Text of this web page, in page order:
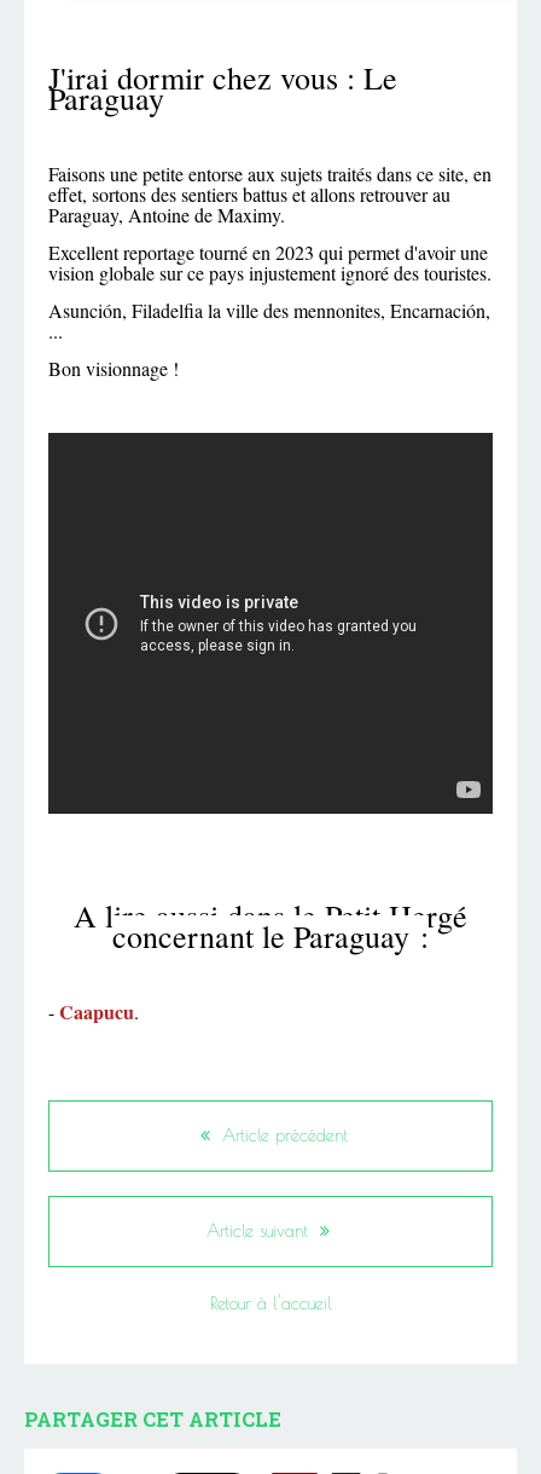
J'irai dormir chez vous : Le
Paraguay
Faisons une petite entorse aux sujets traités dans ce site, en
effet, sortons des sentiers battus et allons retrouver au
Paraguay, Antoine de Maximy.
Excellent reportage tourné en 2023 qui permet d'avoir une
vision globale sur ce pays injustement ignoré des touristes.
Asunción, Filadelfia la ville des mennonites, Encarnación,
...
Bon visionnage !
A lire aussi dans le Petit Hergé
concernant le Paraguay :
-Caapucu.
Article précédent
Article suivant
Retour à l'accueil
PARTAGER CET ARTICLE